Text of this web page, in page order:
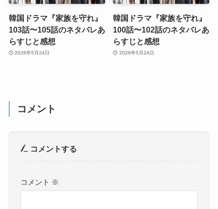
韓国ドラマ『家族を守れ』
103話〜105話のネタバレあ
らすじと感想
2026年5月24日
韓国ドラマ『家族を守れ』
100話〜102話のネタバレあ
らすじと感想
2026年5月24日
コメント
コメントする
コメント ※